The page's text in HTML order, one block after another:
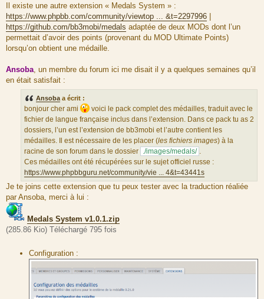
u
r
c
e
d
m
e
s
s
a
g
e
Il existe une autre extension « Medals System » :
https://www.phpbb.com/community/viewtop ... &t=2297996
https://github.com/bb3mobi/medals adaptée de deux MODs dont l’un
permettait d’avoir des points (provenant du MOD Ultimate Points)
lorsqu’on obtient une médaille.
Ansoba , un membre du forum ici me disait il y a quelques semaines qu’il
en était satisfait :
Ansoba a écrit :
bonjour cher ami
voici le pack complet des médailles, traduit avec le
fichier de langue française inclus dans l’extension. Dans ce pack tu as 2
dossiers, l’un est l’extension de bb3mobi et l’autre contient les
médailles. Il est nécessaire de les placer (les fichiers images) à la
racine de son forum dans le dossier ./images/medals/ .
Ces médailles ont été récupérées sur le sujet officiel russe :
https://www.phpbbguru.net/community/vie ... 4&t=43441s
Je te joins cette extension que tu peux tester avec la traduction réaliée
par Ansoba, merci à lui :
Medals System v1.0.1.zip
(285.86 Kio) Téléchargé 795 fois
Configuration :